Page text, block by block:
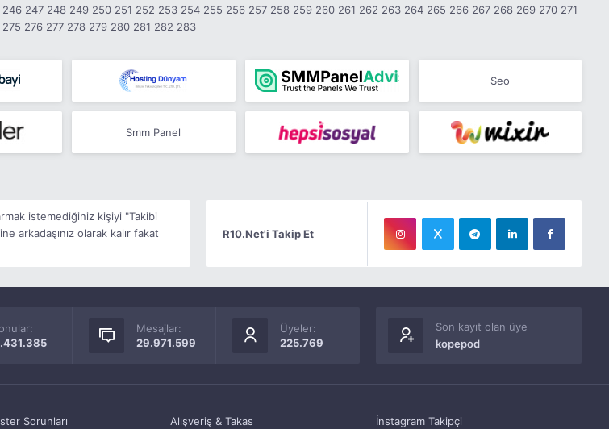
246 247 248 249 250 251 252 253 254 255 256 257 258 259 260 261 262 263 264 265 266 267 268 269 270 271
275 276 277 278 279 280 281 282 283
Seo
Smm Panel
istemediğiniz kişiyi "Takibi
arkadaşınız olarak kalır fakat
R10.Net'i Takip Et
Mesajlar:
29.971.599
Üyeler:
225.769
Son kayıt olan üye
kopepod
Sorunları Alışveriş & Takas İnstagram Takipçi